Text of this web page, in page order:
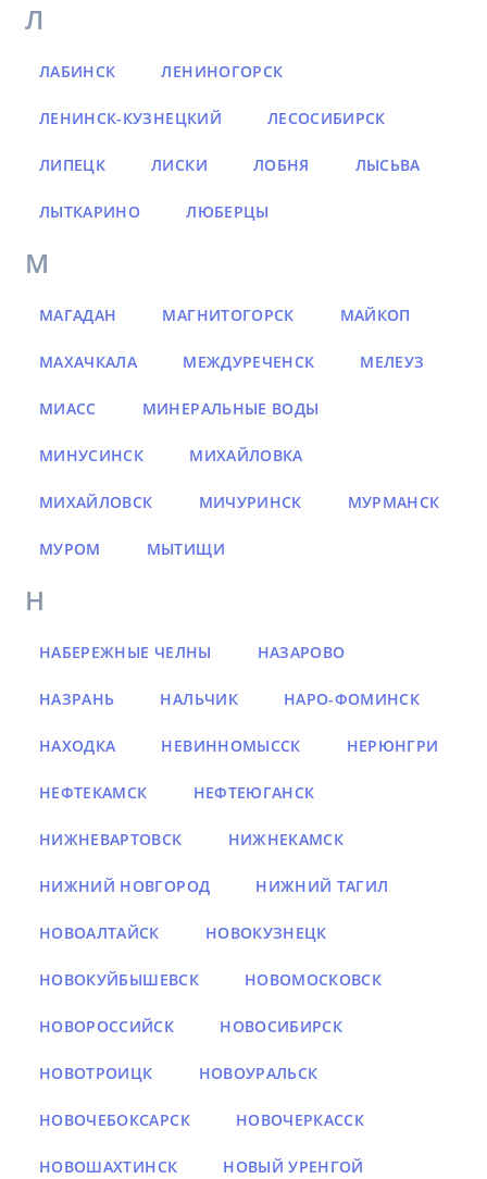
Л
ЛАБИНСК ЛЕНИНОГОРСК
ЛЕНИНСК-КУЗНЕЦКИЙ ЛЕСОСИБИРСК
ЛИПЕЦК ЛИСКИ ЛОБНЯ ЛЫСЬВА
ЛЫТКАРИНО ЛЮБЕРЦЫ
М
МАГАДАН МАГНИТОГОРСК МАЙКОП
МАХАЧКАЛА МЕЖДУРЕЧЕНСК МЕЛЕУЗ
МИАСС МИНЕРАЛЬНЫЕ ВОДЫ
МИНУСИНСК МИХАЙЛОВКА
МИХАЙЛОВСК МИЧУРИНСК МУРМАНСК
МУРОМ МЫТИЩИ
Н
НАБЕРЕЖНЫЕ ЧЕЛНЫ НАЗАРОВО
НАЗРАНЬ НАЛЬЧИК НАРО-ФОМИНСК
НАХОДКА НЕВИННОМЫССК НЕРЮНГРИ
НЕФТЕКАМСК НЕФТЕЮГАНСК
НИЖНЕВАРТОВСК НИЖНЕКАМСК
НИЖНИЙ НОВГОРОД НИЖНИЙ ТАГИЛ
НОВОАЛТАЙСК НОВОКУЗНЕЦК
НОВОКУЙБЫШЕВСК НОВОМОСКОВСК
НОВОРОССИЙСК НОВОСИБИРСК
НОВОТРОИЦК НОВОУРАЛЬСК
НОВОЧЕБОКСАРСК НОВОЧЕРКАССК
НОВОШАХТИНСК НОВЫЙ УРЕНГОЙ